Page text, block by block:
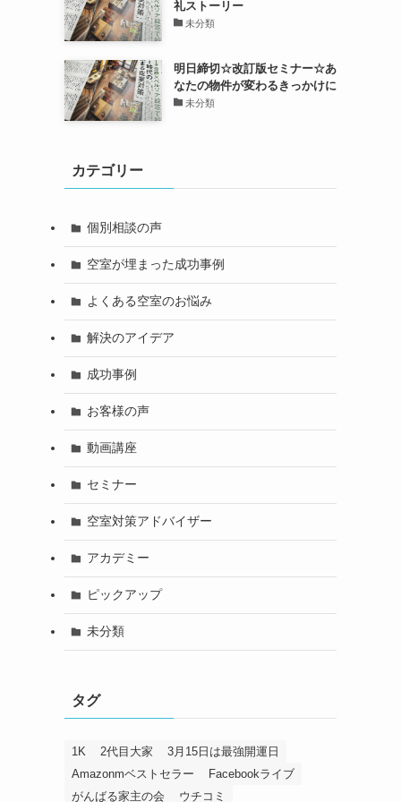
礼ストーリー
未分類
明日締切☆改訂版セミナー☆あ
なたの物件が変わるきっかけに
未分類
カテゴリー
個別相談の声
空室が埋まった成功事例
よくある空室のお悩み
解決のアイデア
成功事例
お客様の声
動画講座
セミナー
空室対策アドバイザー
アカデミー
ピックアップ
未分類
タグ
1K 2代目大家
3月15日は最強開運日
Amazonmベストセラー
Facebookライブ
がんばる家主の会
ウチコミ